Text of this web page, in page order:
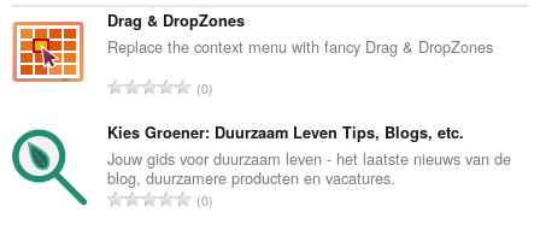
Drag & DropZones
Replace the context menu with fancy Drag & DropZones
U
u
p
a
n
0
Kies Groener: Duurzaam Leven Tips, Blogs, etc.
Jouw gids voor duurzaam leven - het laatste nieuws van de
blog, duurzamere producten en vacatures.
U0